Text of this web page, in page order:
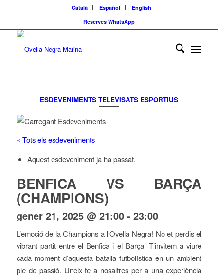
Català Español
English
Reserves WhatsApp
ESDEVENIMENTS TELEVISATS ESPORTIUS
« Tots els esdeveniments
Aquest esdeveniment ja ha passat.
BENFICA VS BARÇA
(CHAMPIONS)
gener 21, 2025 @ 21:00- 23:00
L’emoció de la Champions a l’Ovella Negra! No et perdis el
vibrant partit entre el Benfica i el Barça. T’invitem a viure
cada moment d’aquesta batalla futbolística en un ambient
ple de passió. Uneix-te a nosaltres per a una experiència